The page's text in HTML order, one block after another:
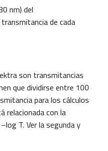
nm) del
de cada
son transmitancias
que dividirse entre 100
para los cálculos
relacionada con la
T. Ver la segunda y